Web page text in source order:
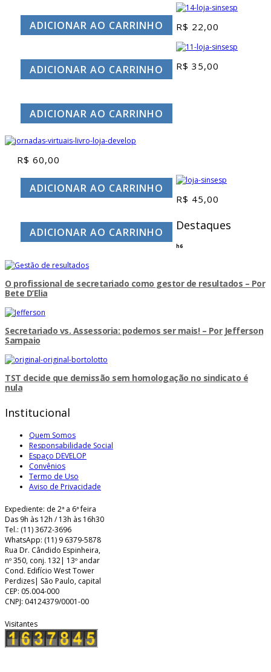
ADICIONAR AO CARRINHO R$ 22,00
ADICIONAR AO CARRINHO R$ 35,00
ADICIONAR AO CARRINHO
R$ 60,00
ADICIONAR AO CARRINHO
R$ 45,00
ADICIONAR AO CARRINHO
Destaques
h6
O profissional de secretariado como gestor de resultados – Por
Bete D’Elia
Secretariado vs. Assessoria: podemos ser mais! – Por Jefferson
Sampaio
TST decide que demissão sem homologação no sindicato é
nula
Institucional
Quem Somos
Responsabilidade Social
Espaço DEVELOP
Convênios
Termo de Uso
Aviso de Privacidade
Expediente: de 2ª a 6ª feira
Das 9h às 12h / 13h às 16h30
Tel.: (11) 3672-3696
WhatsApp: (11) 9 6379-5878
Rua Dr. Cândido Espinheira,
nº 350, conj. 132| 13º andar
Cond. Edifício West Tower
Perdizes| São Paulo, capital
CEP: 05.004-000
CNPJ: 04124379/0001-00
Visitantes